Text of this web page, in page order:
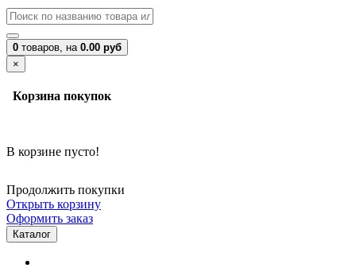
0 товаров, на 0.00 руб
×
Корзина покупок
В корзине пусто!
Продолжить покупки
Открыть корзину
Оформить заказ
Каталог